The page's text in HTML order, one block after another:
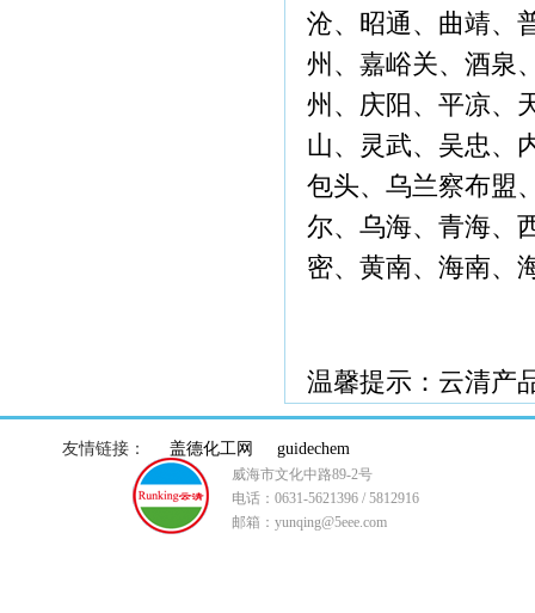
沧、昭通、曲靖、
州、嘉峪关、酒泉
州、庆阳、平凉、
山、灵武、吴忠、
包头、乌兰察布盟
尔、乌海、青海、
密、黄南、海南、
温馨提示：云清产
友情链接： 盖德化工网 guidechem
威海市文化中路89-2号
电话：0631-5621396 / 5812916
邮箱：yunqing@5eee.com